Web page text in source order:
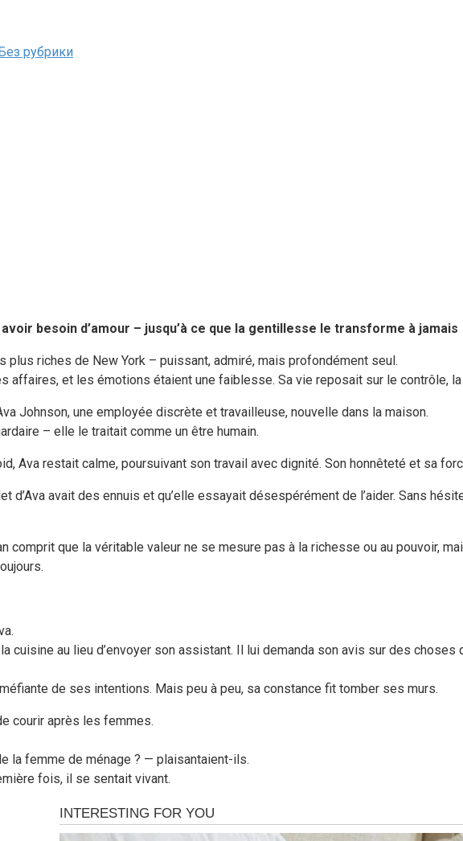
рубрики
besoin d’amour – jusqu’à ce que la gentillesse le transforme à jamais
plus riches de New York – puissant, admiré, mais profondément seul.
affaires, et les émotions étaient une faiblesse. Sa vie reposait sur le contrôle,
Johnson, une employée discrète et travailleuse, nouvelle dans la maison.
– elle le traitait comme un être humain.
Ava restait calme, poursuivant son travail avec dignité. Son honnêteté et sa
d’Ava avait des ennuis et qu’elle essayait désespérément de l’aider. Sans
comprit que la véritable valeur ne se mesure pas à la richesse ou au pouvoir,
cuisine au lieu d’envoyer son assistant. Il lui demanda son avis sur des
de ses intentions. Mais peu à peu, sa constance fit tomber ses murs.
courir après les femmes.
la femme de ménage ? — plaisantaient-ils.
fois, il se sentait vivant.